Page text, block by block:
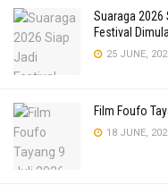
Suaraga 2026
Festival
25 JUNE,
Film Foufo
18 JUNE,